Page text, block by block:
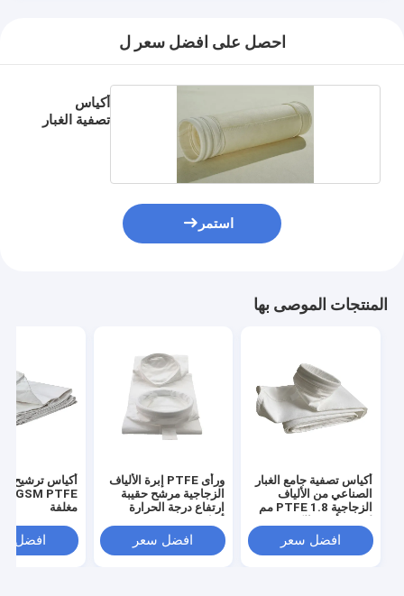
احصل على افضل سعر ل
أكياس
تصفية الغبار
استمر
المنتجات الموصى بها
أكياس تصفية جامع الغبار
الصناعي من الألياف
الزجاجية PTFE 1.8 مم
افضل سعر
ورأى PTFE إبرة الألياف
الزجاجية مرشح حقيبة
ارتفاع درجة الحرارة
افضل سعر
أكياس ترشيح
مغلفة
افضل